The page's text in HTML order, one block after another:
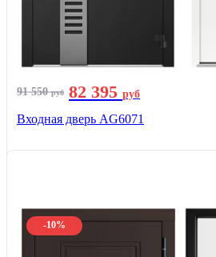
91 550руб 82 395 руб
Входная дверь AG6071
-10%